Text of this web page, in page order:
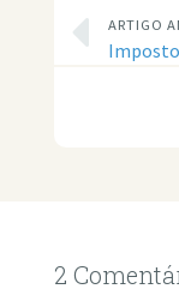
ARTIGO
2